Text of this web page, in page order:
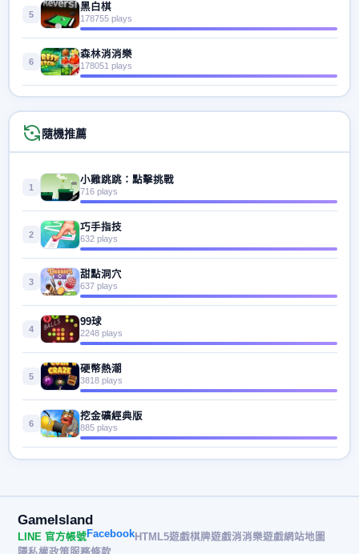
5
黑白棋
178755 plays
6
森林消消樂
178051 plays
隨機推薦
1
小雞跳跳：點擊挑戰
716 plays
2
巧手指技
632 plays
3
甜點洞穴
637 plays
4
99球
2248 plays
5
硬幣熱潮
3818 plays
6
挖金礦經典版
885 plays
GameIsland
LINE 官方帳號FacebookHTML5遊戲棋牌遊戲消消樂遊戲網站地圖